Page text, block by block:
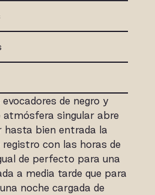
de negro y
atmósfera singular abre
hasta bien entrada la
con las horas de
de perfecto para una
a media tarde que para
noche cargada de